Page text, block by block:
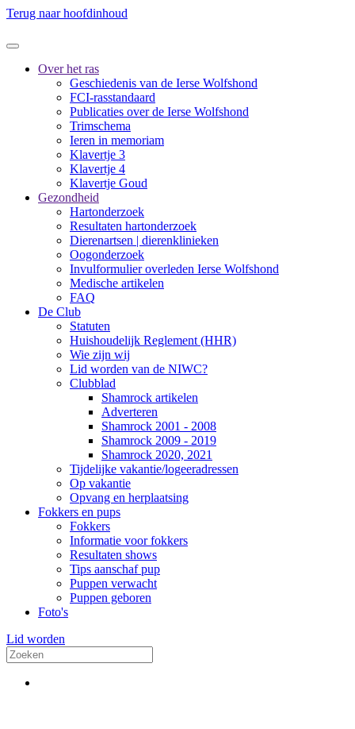
Terug naar hoofdinhoud
Over het ras
Geschiedenis van de Ierse Wolfshond
FCI-rasstandaard
Publicaties over de Ierse Wolfshond
Trimschema
Ieren in memoriam
Klavertje 3
Klavertje 4
Klavertje Goud
Gezondheid
Hartonderzoek
Resultaten hartonderzoek
Dierenartsen | dierenklinieken
Oogonderzoek
Invulformulier overleden Ierse Wolfshond
Medische artikelen
FAQ
De Club
Statuten
Huishoudelijk Reglement (HHR)
Wie zijn wij
Lid worden van de NIWC?
Clubblad
Shamrock artikelen
Adverteren
Shamrock 2001 - 2008
Shamrock 2009 - 2019
Shamrock 2020, 2021
Tijdelijke vakantie/logeeradressen
Op vakantie
Opvang en herplaatsing
Fokkers en pups
Fokkers
Informatie voor fokkers
Resultaten shows
Tips aanschaf pup
Puppen verwacht
Puppen geboren
Foto's
Lid worden